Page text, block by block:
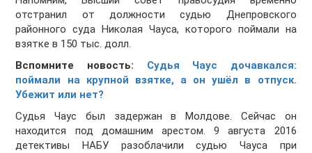
отстранил от должности судью Днепровского
районного суда Николая Чауса, которого поймали на
взятке в 150 тыс. долл.
Вспомните новость: Судья Чаус дочавкался:
поймали на крупной взятке, а он ушёл в отпуск.
Убежит или нет?
Судья Чаус был задержан в Молдове. Сейчас он
находится под домашним арестом. 9 августа 2016
детективы НАБУ разоблачили судью Чауса при